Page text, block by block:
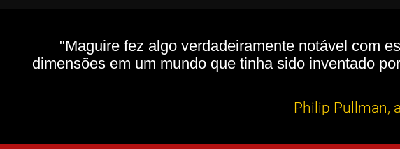
"Maguire fez algo verdadeiramente notável com
dimensões em um mundo que tinha sido inventado
Philip Pullman,